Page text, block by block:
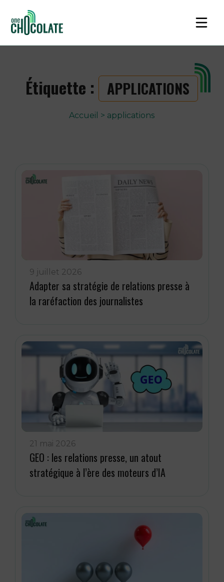
Étiquette : APPLICATIONS
Accueil > applications
9 juillet 2026
Adapter sa stratégie de relations presse à
la raréfaction des journalistes
21 mai 2026
GEO : les relations presse, un atout
stratégique à l’ère des moteurs d’IA